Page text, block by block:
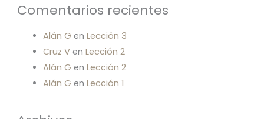
Comentarios recientes
Alán G en Lección 3
Cruz Ven Lección 2
Alán G en Lección 2
Alán G en Lección 1